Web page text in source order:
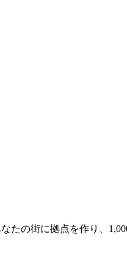
たの街に拠点を作り、